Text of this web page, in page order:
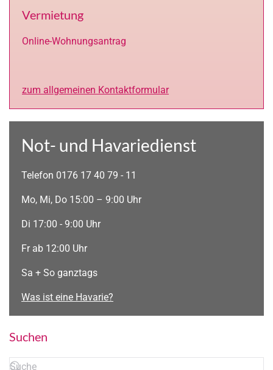
Vermietung
Online-Wohnungsantrag
zum allgemeinen Kontaktformular
Not- und Havariedienst
Telefon 0176 17 40 79 - 11
Mo, Mi, Do 15:00 – 9:00 Uhr
Di 17:00 - 9:00 Uhr
Fr ab 12:00 Uhr
Sa + So ganztags
Was ist eine Havarie?
Suchen